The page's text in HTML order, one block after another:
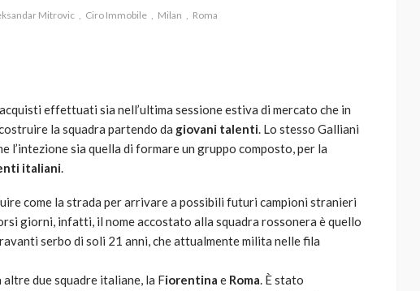
Mitrovic Ciro Immobile Milan Roma
effettuati sia nell’ultima sessione estiva di mercato che in
la squadra partendo da giovani talenti. Lo stesso Galliani
l’intezione sia quella di formare un gruppo composto, per la
italiani.
come la strada per arrivare a possibili futuri campioni stranieri
giorni, infatti, il nome accostato alla squadra rossonera è quello
serbo di soli 21 anni, che attualmente milita nelle fila
due squadre italiane, la Fiorentina e Roma. È stato
quale
ago 784
Davis: tennis mondiale e
passione per
l’automobilismo
god 9 mesi ago